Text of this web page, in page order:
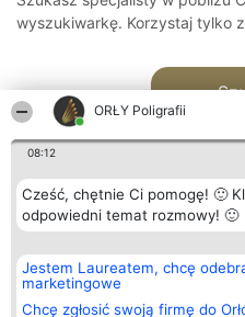
ORŁY Poligrafii
08:12
Cześć, chętnie Ci pomogę! 🙂
odpowiedni temat rozmowy! 🙂
Jestem Laureatem, chcę
marketingowe
Chcę zgłosić swoją firmę do
wyszukiwarkę. Korzystaj tylko
Organizator plebiscytu
Bright Side Solutions sp. z o.
o. sp. k.
ul. Ruska 22